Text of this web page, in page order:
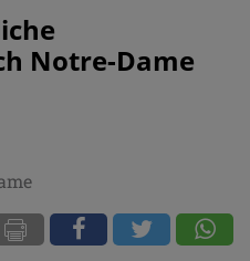
Notre-Dame